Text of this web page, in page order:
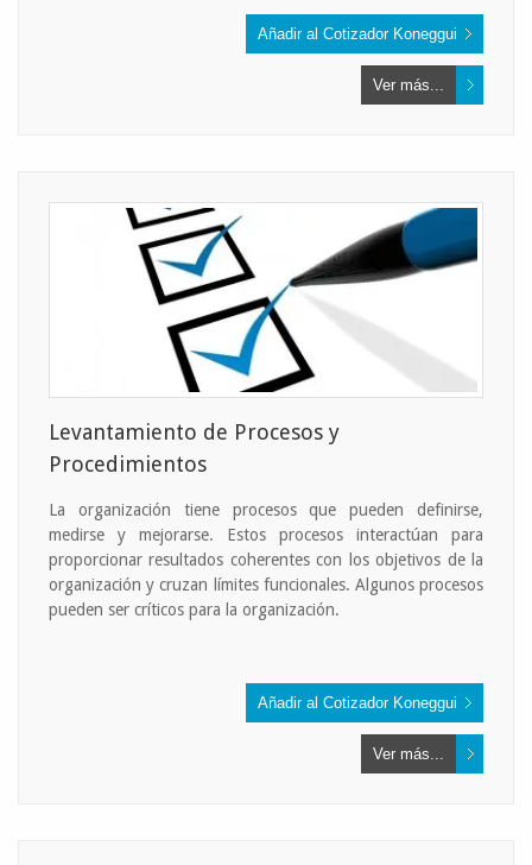
Ver más...
Levantamiento de Procesos y
Procedimientos
La organización tiene procesos que pueden definirse,
medirse y mejorarse. Estos procesos interactúan para
proporcionar resultados coherentes con los objetivos de la
organización y cruzan límites funcionales. Algunos procesos
pueden ser críticos para la organización.
Ver más...